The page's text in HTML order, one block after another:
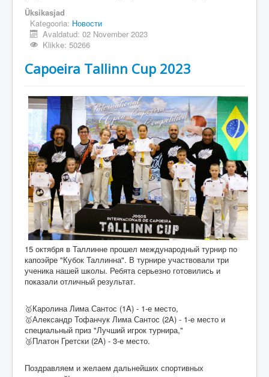
Üksikasjad
Kategooria: Новости
Avaldatud: 02 November 2023
Klikke: 50266
Capoeira Tallinn Cup 2023
15 октября в Таллинне прошел международный турнир по
капоэйре "Кубок Таллинна". В турнире участвовали три
ученика нашей школы. Ребята серьезно готовились и
показали отличный результат.
🥇Каролина Лима Сантос (1A) - 1-е место,
🥇Александр Тофанчук Лима Сантос (2A) - 1-е место и
специальный приз "Лучший игрок турнира,"
🥉Платон Гретски (2A) - 3-е место.
Поздравляем и желаем дальнейших спортивных